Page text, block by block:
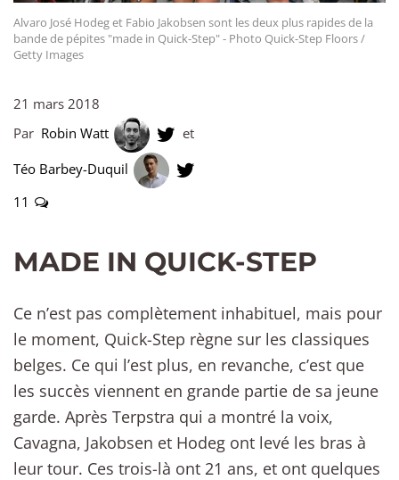
Alvaro José Hodeg et Fabio Jakobsen sont les deux plus rapides de la
bande de pépites "made in Quick-Step" - Photo Quick-Step Floors /
Getty Images
21 mars 2018
Par Robin Watt
et
Téo Barbey-Duquil
11
MADE IN QUICK-STEP
Ce n’est pas complètement inhabituel, mais pour
le moment, Quick-Step règne sur les classiques
belges. Ce qui l’est plus, en revanche, c’est que
les succès viennent en grande partie de sa jeune
garde. Après Terpstra qui a montré la voix,
Cavagna, Jakobsen et Hodeg ont levé les bras à
leur tour. Ces trois-là ont 21 ans, et ont quelques